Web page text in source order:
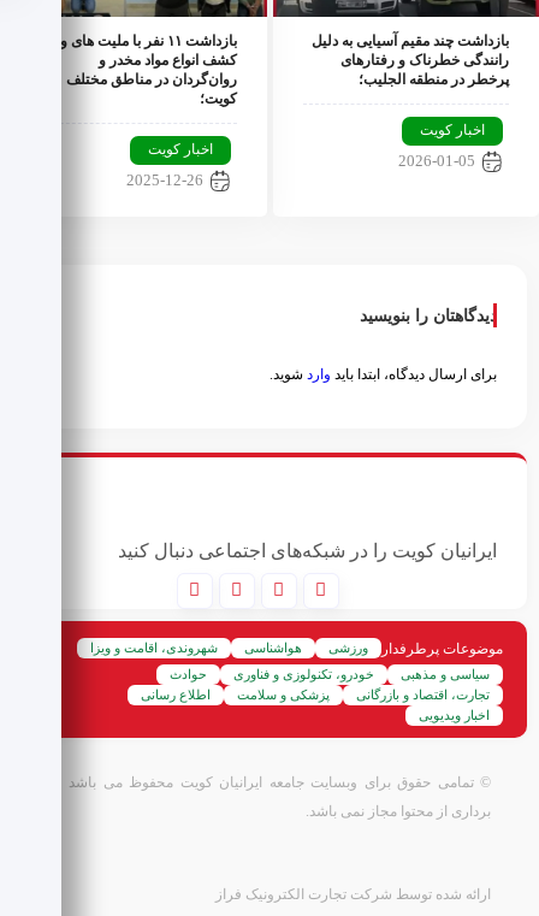
بازداشت چند مقیم آسیایی به دلیل
رانندگی خطرناک و رفتارهای
پرخطر در منطقه الجليب؛
اخبار کویت
2026-01-05
بازداشت ۱۱ نفر با ملیت های و
کشف انواع مواد مخدر و
روان‌گردان در مناطق مختلف
کویت؛
اخبار کویت
2025-12-26
دیدگاهتان را بنویسید
برای ارسال دیدگاه، ابتدا باید وارد شوید.
ایرانیان کویت را در شبکه‌های اجتماعی دنبال کنید
موضوعات پرطرفدار ورزشی هواشناسی
شهروندی، اقامت و ویزا
سیاسی و مذهبی
خودرو، تکنولوزی و فناوری
حوادث
تجارت، اقتصاد و بازرگانی
پزشکی و سلامت
اطلاع رسانی
اخبار ویدیویی
© تمامی حقوق برای وبسایت جامعه ایرانیان کویت محفوظ می باشد و کپی
برداری از محتوا مجاز نمی باشد.
ارائه شده توسط شرکت تجارت الکترونیک فراز